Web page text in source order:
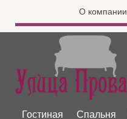
О компании
Гостиная Спальня